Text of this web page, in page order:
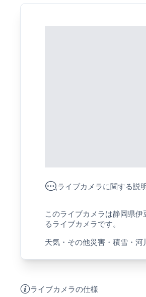
ライブカメラに関する説
このライブカメラは静岡県伊
るライブカメラです。
天気・その他災害・積雪・河
ライブカメラの仕様